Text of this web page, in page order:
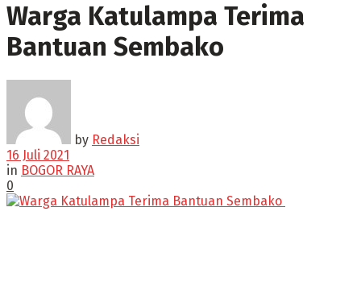
Warga Katulampa Terima
Bantuan Sembako
by Redaksi
16 Juli 2021
in BOGOR RAYA
0